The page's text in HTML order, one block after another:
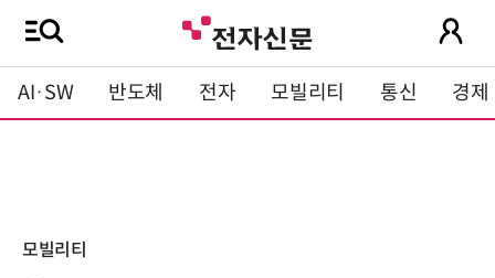
AI·SW 반도체 전자 모빌리티 통신 경제
모빌리티